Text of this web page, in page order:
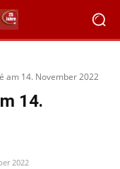
am 14. November 2022
14.
2022